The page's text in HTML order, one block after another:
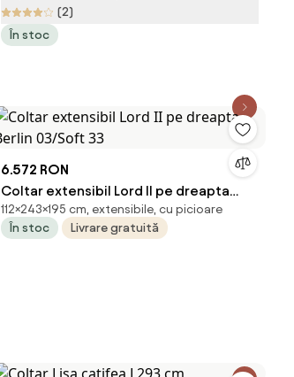
(2)
În stoc
6.572 RON
Coltar extensibil Lord II pe dreapta
Berlin 03/Soft 33
112×243×195 cm, extensibile, cu picioare
În stoc
Livrare gratuită